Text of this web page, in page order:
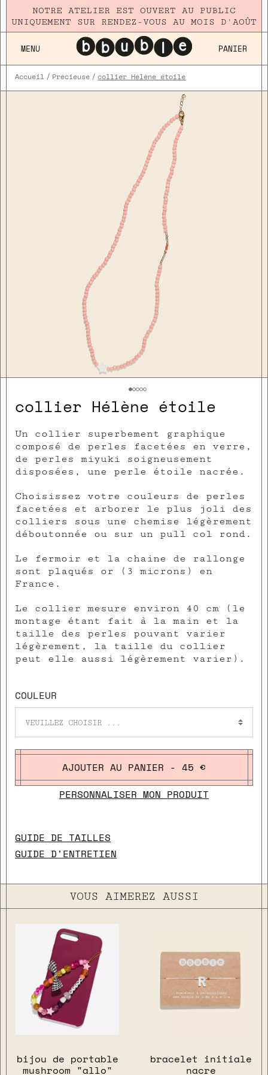
NOTRE ATELIER EST OUVERT AU PUBLIC
UNIQUEMENT SUR RENDEZ-VOUS AU MOIS D'AOÛT
MENU PANIER
Accueil Précieuse collier Hélène étoile
collier Hélène étoile
Un collier superbement graphique
composé de perles facetées en verre,
de perles miyuki soigneusement
disposées, une perle étoile nacrée.
Choisissez votre couleurs de perles
facetées et arborer le plus joli des
colliers sous une chemise légèrement
déboutonnée ou sur un pull col rond.
Le fermoir et la chaine de rallonge
sont plaqués or (3 microns) en
France.
Le collier mesure environ 40 cm (le
montage étant fait à la main et la
taille des perles pouvant varier
légèrement, la taille du collier
peut elle aussi légèrement varier).
COULEUR
VEUILLEZ CHOISIR ...
AJOUTER AU PANIER - 45 €
PERSONNALISER MON PRODUIT
GUIDE DE TAILLES
GUIDE D'ENTRETIEN
VOUS AIMEREZ AUSSI
bijou de portable
mushroom "allo"
bracelet initiale
nacre